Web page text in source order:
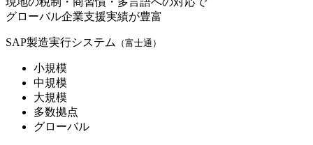
グローバル企業支援実績が豊富
SAP製造実行システム （富士通）
小規模
中規模
大規模
多数拠点
グローバル